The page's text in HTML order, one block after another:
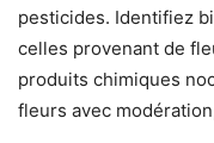
pesticides. Identifiez
celles provenant de
produits chimiques
fleurs avec